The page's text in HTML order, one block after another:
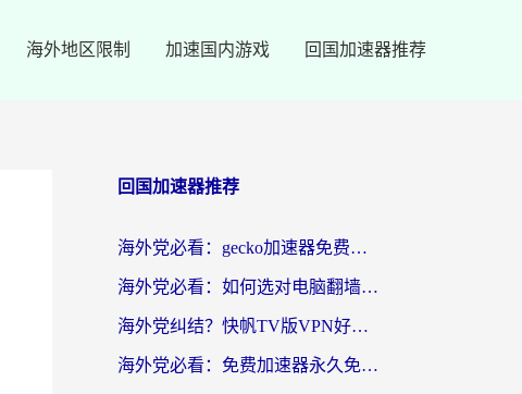
海外地区限制 加速国内游戏 回国加速器推荐
回国加速器推荐
海外党必看：gecko加速器免费试用？教你选对回国加速器，无缝刷国内剧玩游戏
海外党必看：如何选对电脑翻墙回国软件，轻松解锁国内资源？
海外党纠结？快帆TV版VPN好用吗？和扇贝手游VPN对比哪个回国效果更好？
海外党必看：免费加速器永久免费真的存在吗？教你选对回国加速器无缝刷国内资源